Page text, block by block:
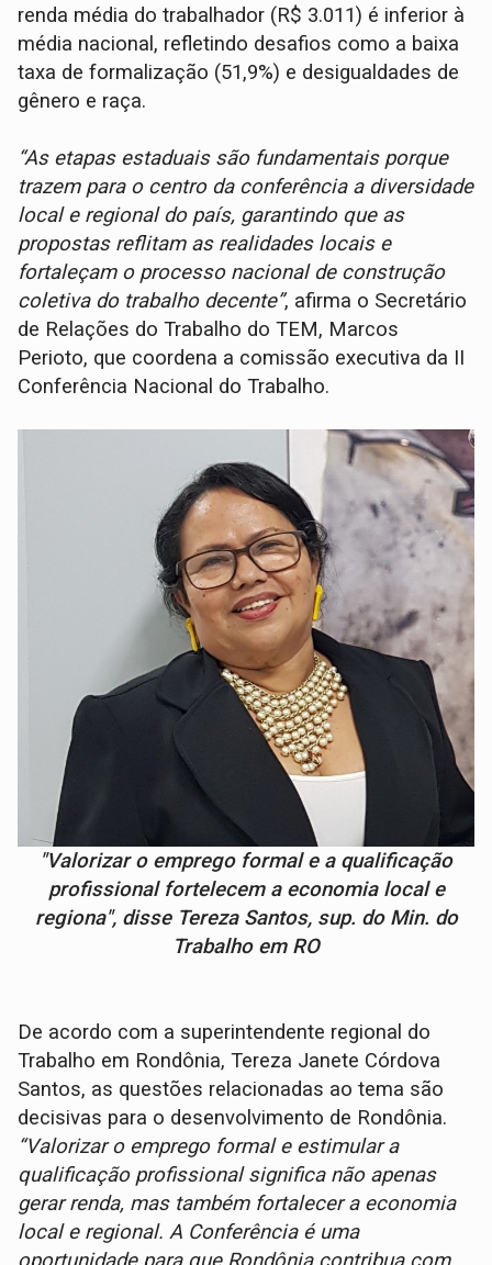
renda média do trabalhador (R$ 3.011) é inferior à
média nacional, refletindo desafios como a baixa
taxa de formalização (51,9%) e desigualdades de
gênero e raça.
“As etapas estaduais são fundamentais porque
trazem para o centro da conferência a diversidade
local e regional do país, garantindo que as
propostas reflitam as realidades locais e
fortaleçam o processo nacional de construção
coletiva do trabalho decente”, afirma o Secretário
de Relações do Trabalho do TEM, Marcos
Perioto, que coordena a comissão executiva da II
Conferência Nacional do Trabalho.
"Valorizar o emprego formal e a qualificação
profissional fortelecem a economia local e
regiona", disse Tereza Santos, sup. do Min. do
Trabalho em RO
De acordo com a superintendente regional do
Trabalho em Rondônia, Tereza Janete Córdova
Santos, as questões relacionadas ao tema são
decisivas para o desenvolvimento de Rondônia.
“Valorizar o emprego formal e estimular a
qualificação profissional significa não apenas
gerar renda, mas também fortalecer a economia
local e regional. A Conferência é uma